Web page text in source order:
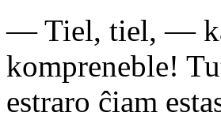
— Tiel, tiel, —
kompreneble!
estraro ĉiam